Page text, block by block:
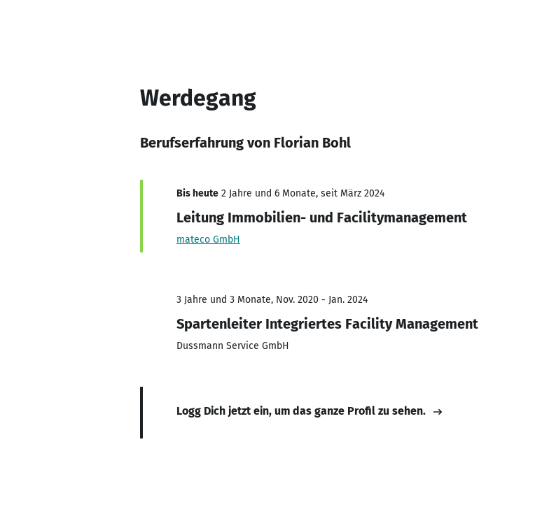
Werdegang
Berufserfahrung von Florian Bohl
Bis heute 2 Jahre und 6 Monate, seit März 2024
Leitung Immobilien- und Facilitymanagement
mateco GmbH
3 Jahre und 3 Monate, Nov. 2020 - Jan. 2024
Spartenleiter Integriertes Facility Management
Dussmann Service GmbH
Logg Dich jetzt ein, um das ganze Profil zu sehen.